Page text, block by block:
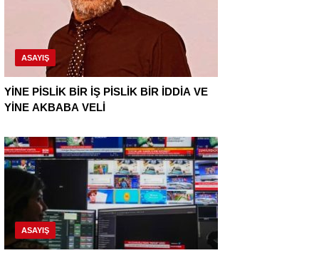
ASAYIŞ
YİNE PİSLİK BİR İŞ PİSLİK BİR İDDİA VE
YİNE AKBABA VELİ
ASAYIŞ